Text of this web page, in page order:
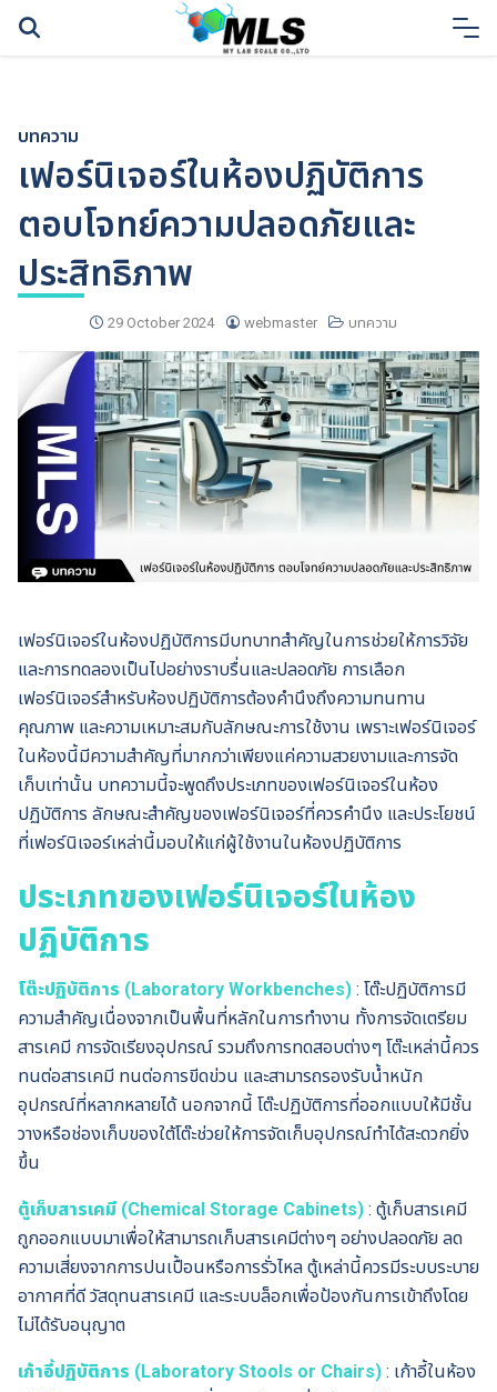
Skip
บทความ
เฟอร์นิเจอร์ในห้องปฏิบัติการ
ตอบโจทย์ความปลอดภัยและ
ประสิทธิภาพ
29 October 2024 webmaster บทความ
เฟอร์นิเจอร์ในห้องปฏิบัติการมีบทบาทสำคัญในการช่วยให้การวิจัย
และการทดลองเป็นไปอย่างราบรื่นและปลอดภัย การเลือก
เฟอร์นิเจอร์สำหรับห้องปฏิบัติการต้องคำนึงถึงความทนทาน
คุณภาพ และความเหมาะสมกับลักษณะการใช้งาน เพราะเฟอร์นิเจอร์
ในห้องนี้มีความสำคัญที่มากกว่าเพียงแค่ความสวยงามและการจัด
เก็บเท่านั้น บทความนี้จะพูดถึงประเภทของเฟอร์นิเจอร์ในห้อง
ปฏิบัติการ ลักษณะสำคัญของเฟอร์นิเจอร์ที่ควรคำนึง และประโยชน์
ที่เฟอร์นิเจอร์เหล่านี้มอบให้แก่ผู้ใช้งานในห้องปฏิบัติการ
ประเภทของเฟอร์นิเจอร์ในห้อง
ปฏิบัติการ
โต๊ะปฏิบัติการ (Laboratory Workbenches) : โต๊ะปฏิบัติการมี
ความสำคัญเนื่องจากเป็นพื้นที่หลักในการทำงาน ทั้งการจัดเตรียม
สารเคมี การจัดเรียงอุปกรณ์ รวมถึงการทดสอบต่างๆ โต๊ะเหล่านี้ควร
ทนต่อสารเคมี ทนต่อการขีดข่วน และสามารถรองรับน้ำหนัก
อุปกรณ์ที่หลากหลายได้ นอกจากนี้ โต๊ะปฏิบัติการที่ออกแบบให้มีชั้น
วางหรือช่องเก็บของใต้โต๊ะช่วยให้การจัดเก็บอุปกรณ์ทำได้สะดวกยิ่ง
ขึ้น
ตู้เก็บสารเคมี (Chemical Storage Cabinets) : ตู้เก็บสารเคมี
ถูกออกแบบมาเพื่อให้สามารถเก็บสารเคมีต่างๆ อย่างปลอดภัย ลด
ความเสี่ยงจากการปนเปื้อนหรือการรั่วไหล ตู้เหล่านี้ควรมีระบบระบาย
อากาศที่ดี วัสดุทนสารเคมี และระบบล็อกเพื่อป้องกันการเข้าถึงโดย
ไม่ได้รับอนุญาต
เก้าอี้ปฏิบัติการ (Laboratory Stools or Chairs) : เก้าอี้ในห้อง